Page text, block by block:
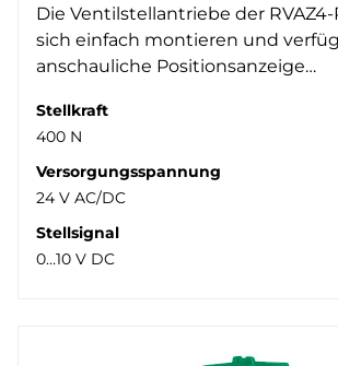
Die Ventilstellantriebe der RVAZ4-
sich einfach montieren und
anschauliche Positionsanzeige…
Stellkraft
400 N
Versorgungsspannung
24 V AC/DC
Stellsignal
0…10 V DC